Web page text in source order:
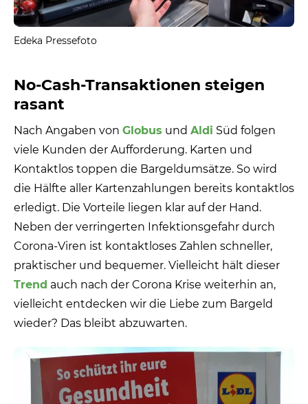
Edeka Pressefoto
No-Cash-Transaktionen steigen
rasant
Nach Angaben von Globus und Aldi Süd folgen
viele Kunden der Aufforderung. Karten und
Kontaktlos toppen die Bargeldumsätze. So wird
die Hälfte aller Kartenzahlungen bereits kontaktlos
erledigt. Die Vorteile liegen klar auf der Hand.
Neben der verringerten Infektionsgefahr durch
Corona-Viren ist kontaktloses Zahlen schneller,
praktischer und bequemer. Vielleicht hält dieser
Trend auch nach der Corona Krise weiterhin an,
vielleicht entdecken wir die Liebe zum Bargeld
wieder? Das bleibt abzuwarten.